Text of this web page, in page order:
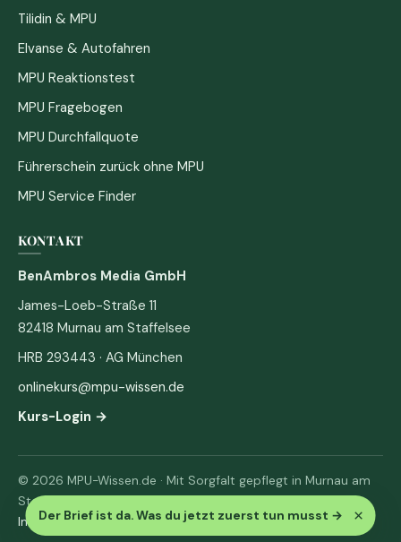
Der Brief ist da. Was du jetzt zuerst tun musst → ×
Tilidin & MPU
Elvanse & Autofahren
MPU Reaktionstest
MPU Fragebogen
MPU Durchfallquote
Führerschein zurück ohne MPU
MPU Service Finder
KONTAKT
BenAmbros Media GmbH
James-Loeb-Straße 11
82418 Murnau am Staffelsee
HRB 293443 · AG München
onlinekurs@mpu-wissen.de
Kurs-Login →
© 2026 MPU-Wissen.de · Mit Sorgfalt gepflegt in Murnau am
Staffelsee
Impressum· Datenschutz & AGB